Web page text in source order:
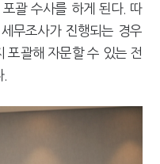
괄 수사를 하게 된다. 따
무조사가 진행되는 경우
포괄해 자문할 수 있는 전